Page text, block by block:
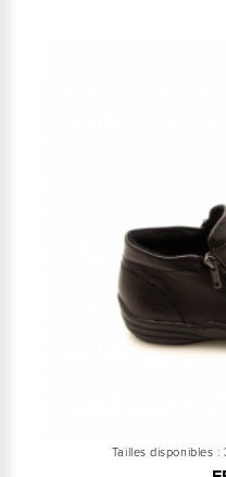
Tailles disponibles :